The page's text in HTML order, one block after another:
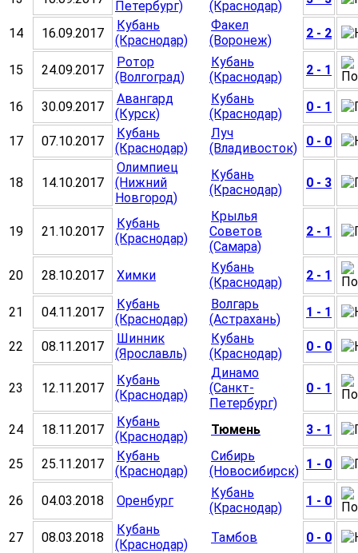
Петербург)
(Краснодар)
14 16.09.2017
Кубань
(Краснодар)
Факел
(Воронеж)
2 - 2
15 24.09.2017
Ротор
(Волгоград)
Кубань
(Краснодар)
2 - 1
16 30.09.2017
Авангард
(Курск)
Кубань
(Краснодар)
0 - 1
17 07.10.2017
Кубань
(Краснодар)
Луч
(Владивосток)
0 - 0
18 14.10.2017
Олимпиец
(Нижний
Новгород)
Кубань
(Краснодар)
0 - 3
19 21.10.2017
Кубань
(Краснодар)
Крылья
Советов
(Самара)
2 - 1
20 28.10.2017 Химки
Кубань
(Краснодар)
2 - 1
21 04.11.2017
Кубань
(Краснодар)
Волгарь
(Астрахань)
1 - 1
22 08.11.2017
Шинник
(Ярославль)
Кубань
(Краснодар)
0 - 0
23 12.11.2017
Кубань
(Краснодар)
Динамо
(Санкт-
Петербург)
0 - 1
24 18.11.2017
Кубань
(Краснодар)
Тюмень 3 - 1
25 25.11.2017
Кубань
(Краснодар)
Сибирь
(Новосибирск) 1 - 0
26 04.03.2018 Оренбург
Кубань
(Краснодар)
1 - 0
27 08.03.2018
Кубань
(Краснодар)
Тамбов 0 - 0